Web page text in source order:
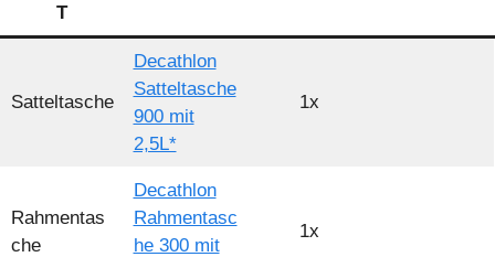
T
Satteltasche
Decathlon
Satteltasche
900 mit
2,5L*
1x
Rahmentas
che
Decathlon
Rahmentasc
he 300 mit
1x